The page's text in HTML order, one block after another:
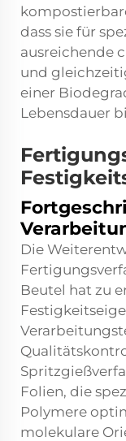
dass sie für
ausreichende
und
einer
Lebensdauer
Die
Beutel hat zu
Folien, die
Polymere
molekulare